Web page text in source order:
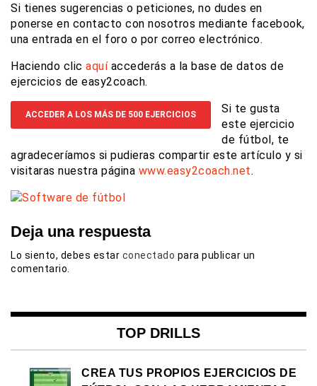
Si tienes sugerencias o peticiones, no dudes en
ponerse en contacto con nosotros mediante facebook,
una entrada en el foro o por correo electrónico.
Haciendo clic aquí accederás a la base de datos de
ejercicios de easy2coach.
ACCEDER A LOS MÁS DE 500 EJERCICIOS
Si te gusta
este ejercicio
de fútbol, te
agradeceríamos si pudieras compartir este artículo y si
visitaras nuestra página www.easy2coach.net.
Deja una respuesta
Lo siento, debes estar conectado para publicar un
comentario.
TOP DRILLS
CREA TUS PROPIOS EJERCICIOS DE